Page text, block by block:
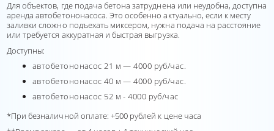
Для объектов, где подача бетона затруднена или неудобна, доступна
аренда автобетононасоса. Это особенно актуально, если к месту
заливки сложно подъехать миксером, нужна подача на расстояние
или требуется аккуратная и быстрая выгрузка.
Доступны:
автобетононасос 21 м — 4000 руб/час.
автобетононасос 40 м — 4000 руб/час.
автобетононасос 52 м - 4000 руб/час
*При безналичной оплате: +500 рублей к цене часа